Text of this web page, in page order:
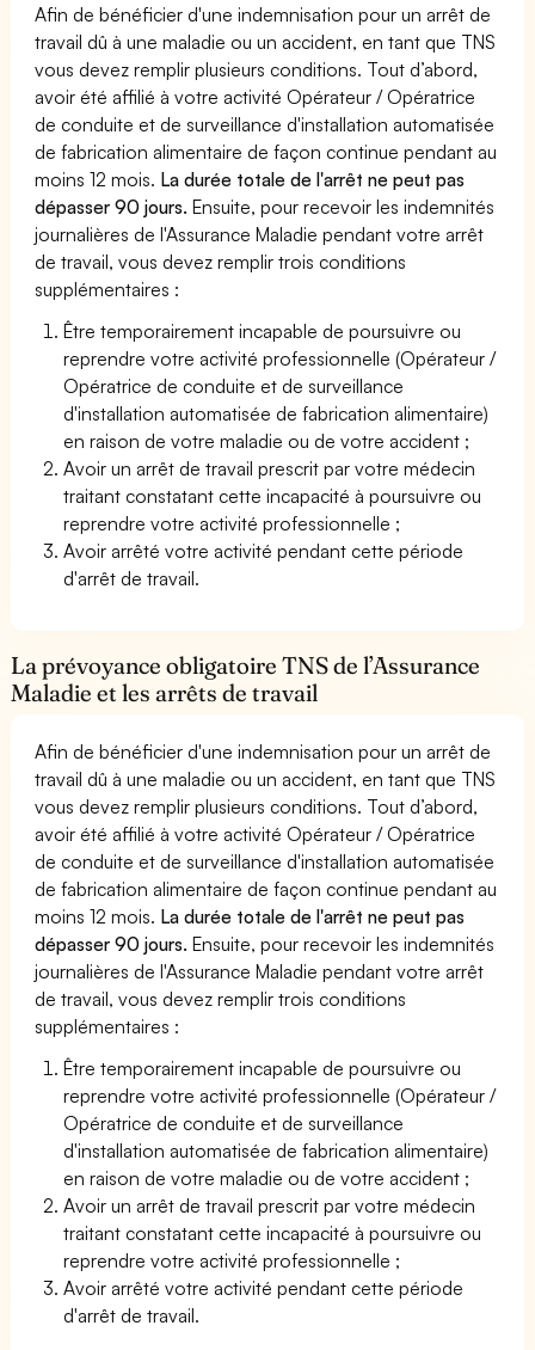
Afin de bénéficier d'une indemnisation pour un arrêt de
travail dû à une maladie ou un accident, en tant que TNS
vous devez remplir plusieurs conditions. Tout d’abord,
avoir été affilié à votre activité Opérateur / Opératrice
de conduite et de surveillance d'installation automatisée
de fabrication alimentaire de façon continue pendant au
moins 12 mois. La durée totale de l'arrêt ne peut pas
dépasser 90 jours. Ensuite, pour recevoir les indemnités
journalières de l'Assurance Maladie pendant votre arrêt
de travail, vous devez remplir trois conditions
supplémentaires :
Être temporairement incapable de poursuivre ou
reprendre votre activité professionnelle (Opérateur /
Opératrice de conduite et de surveillance
d'installation automatisée de fabrication alimentaire)
en raison de votre maladie ou de votre accident ;
Avoir un arrêt de travail prescrit par votre médecin
traitant constatant cette incapacité à poursuivre ou
reprendre votre activité professionnelle ;
Avoir arrêté votre activité pendant cette période
d'arrêt de travail.
La prévoyance obligatoire TNS de l’Assurance
Maladie et les arrêts de travail
Afin de bénéficier d'une indemnisation pour un arrêt de
travail dû à une maladie ou un accident, en tant que TNS
vous devez remplir plusieurs conditions. Tout d’abord,
avoir été affilié à votre activité Opérateur / Opératrice
de conduite et de surveillance d'installation automatisée
de fabrication alimentaire de façon continue pendant au
moins 12 mois. La durée totale de l'arrêt ne peut pas
dépasser 90 jours. Ensuite, pour recevoir les indemnités
journalières de l'Assurance Maladie pendant votre arrêt
de travail, vous devez remplir trois conditions
supplémentaires :
Être temporairement incapable de poursuivre ou
reprendre votre activité professionnelle (Opérateur /
Opératrice de conduite et de surveillance
d'installation automatisée de fabrication alimentaire)
en raison de votre maladie ou de votre accident ;
Avoir un arrêt de travail prescrit par votre médecin
traitant constatant cette incapacité à poursuivre ou
reprendre votre activité professionnelle ;
Avoir arrêté votre activité pendant cette période
d'arrêt de travail.